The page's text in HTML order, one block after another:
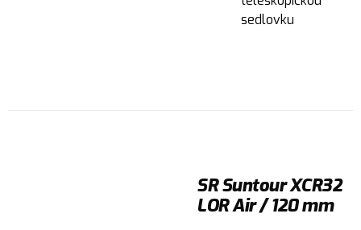
sedlovku
SR Suntour XCR32
LOR Air / 120 mm